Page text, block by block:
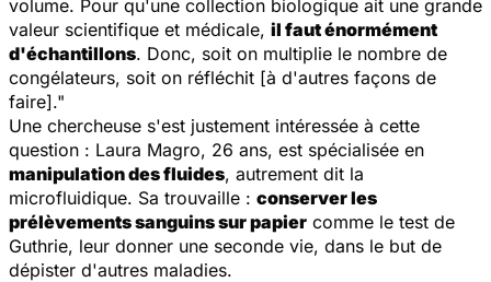
volume. Pour qu'une collection biologique ait une grande
valeur scientifique et médicale, il faut énormément
d'échantillons. Donc, soit on multiplie le nombre de
congélateurs, soit on réfléchit [à d'autres façons de
faire]."
Une chercheuse s'est justement intéressée à cette
question : Laura Magro, 26 ans, est spécialisée en
manipulation des fluides, autrement dit la
microfluidique. Sa trouvaille : conserver les
prélèvements sanguins sur papier comme le test de
Guthrie, leur donner une seconde vie, dans le but de
dépister d'autres maladies.